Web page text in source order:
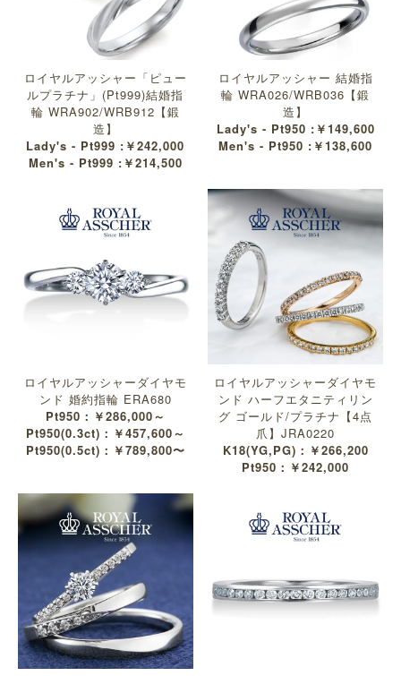
ロイヤルアッシャー「ピュー
ルプラチナ」(Pt999)結婚指
輪 WRA902/WRB912【鍛
造】
Lady's - Pt999 :￥242,000
Men's - Pt999 :￥214,500
ロイヤルアッシャー 結婚指
輪 WRA026/WRB036【鍛
造】
Lady's - Pt950 :￥149,600
Men's - Pt950 :￥138,600
ロイヤルアッシャーダイヤモ
ンド 婚約指輪 ERA680
Pt950：￥286,000～
Pt950(0.3ct)：￥457,600～
Pt950(0.5ct)：￥789,800〜
ロイヤルアッシャーダイヤモ
ンド ハーフエタニティリン
グ ゴールド/プラチナ【4点
爪】JRA0220
K18(YG,PG)：￥266,200
Pt950：￥242,000